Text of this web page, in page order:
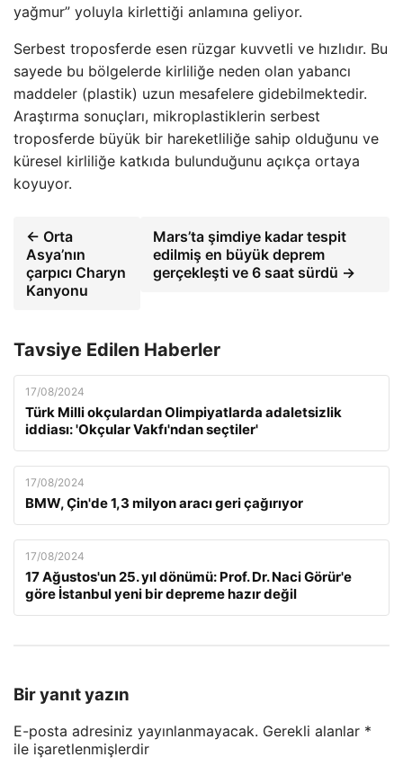
yağmur” yoluyla kirlettiği anlamına geliyor.
Serbest troposferde esen rüzgar kuvvetli ve hızlıdır. Bu
sayede bu bölgelerde kirliliğe neden olan yabancı
maddeler (plastik) uzun mesafelere gidebilmektedir.
Araştırma sonuçları, mikroplastiklerin serbest
troposferde büyük bir hareketliliğe sahip olduğunu ve
küresel kirliliğe katkıda bulunduğunu açıkça ortaya
koyuyor.
← Orta
Asya’nın
çarpıcı Charyn
Kanyonu
Mars’ta şimdiye kadar tespit
edilmiş en büyük deprem
gerçekleşti ve 6 saat sürdü →
Tavsiye Edilen Haberler
17/08/2024
Türk Milli okçulardan Olimpiyatlarda adaletsizlik
iddiası: 'Okçular Vakfı'ndan seçtiler'
17/08/2024
BMW, Çin'de 1,3 milyon aracı geri çağırıyor
17/08/2024
17 Ağustos'un 25. yıl dönümü: Prof. Dr. Naci Görür'e
göre İstanbul yeni bir depreme hazır değil
Bir yanıt yazın
E-posta adresiniz yayınlanmayacak. Gerekli alanlar *
ile işaretlenmişlerdir